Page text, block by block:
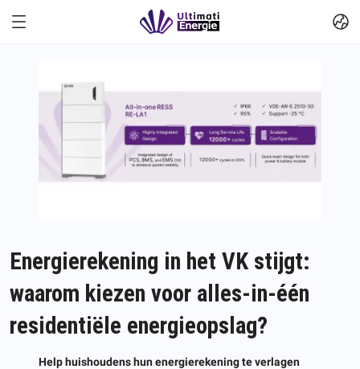
Energierekening in het VK stijgt:
waarom kiezen voor alles-in-één
residentiële energieopslag?
Help huishoudens hun energierekening te verlagen